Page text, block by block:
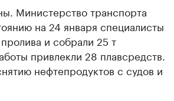
Министерство транспорта
на 24 января специалисты
и собрали 25 т
привлекли 28 плавсредств.
нефтепродуктов с судов и